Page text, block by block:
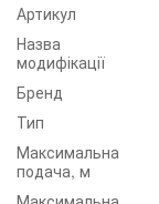
Артикул
Назва
модифікації
Бренд
Тип
Максимальна
подача, м